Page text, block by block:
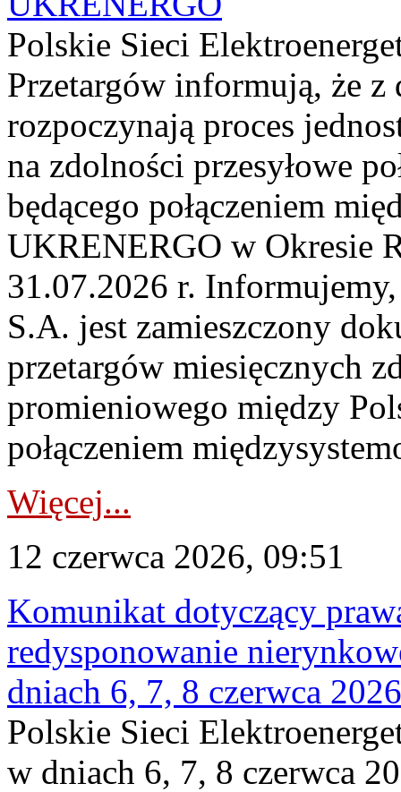
Polskie Sieci
Przetargów informują, że z
rozpoczynają proces
na zdolności przesyłowe
będącego połączeniem
UKRENERGO w Okresie
31.07.2026 r.
S.A. jest zamieszczony
przetargów miesięcznych
promieniowego między
połączeniem
Więcej...
12 czerwca 2026, 09:51
Komunikat dotyczący
redysponowanie
dniach 6, 7, 8 czerwca
Polskie Sieci
w dniach 6, 7, 8 czerwca